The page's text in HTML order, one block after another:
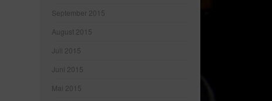
September 2015
August 2015
Juli 2015
Juni 2015
Mai 2015